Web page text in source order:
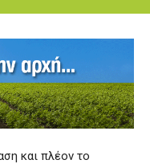
και πλέον το